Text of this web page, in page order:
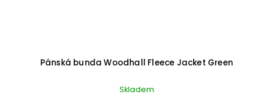
Pánská bunda Woodhall Fleece Jacket Green
Skladem